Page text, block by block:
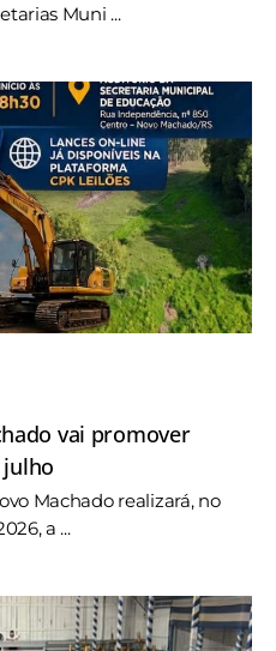
Muni ...
vai promover
julho
Machado realizará, no
a ...